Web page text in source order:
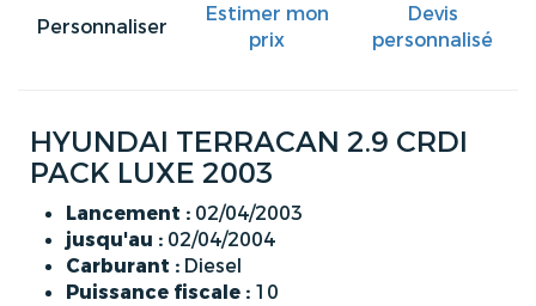
Personnaliser
Estimer mon
prix
Devis
personnalisé
HYUNDAI TERRACAN 2.9 CRDI
PACK LUXE 2003
Lancement : 02/04/2003
jusqu'au : 02/04/2004
Carburant : Diesel
Puissance fiscale : 10